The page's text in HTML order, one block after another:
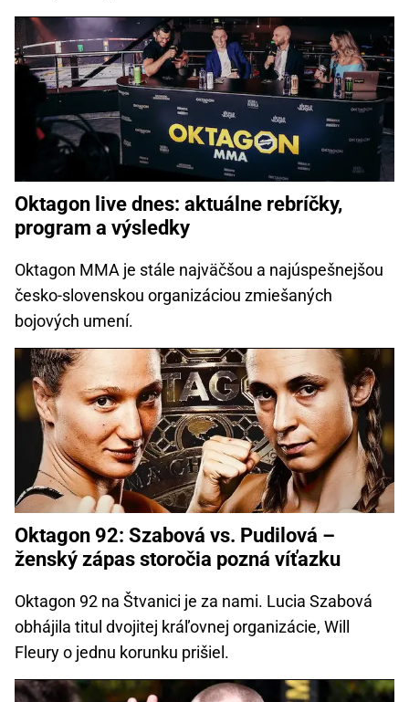
Oktagon live dnes: aktuálne rebríčky,
program a výsledky
Oktagon MMA je stále najväčšou a najúspešnejšou
česko-slovenskou organizáciou zmiešaných
bojových umení.
Oktagon 92: Szabová vs. Pudilová –
ženský zápas storočia pozná víťazku
Oktagon 92 na Štvanici je za nami. Lucia Szabová
obhájila titul dvojitej kráľovnej organizácie, Will
Fleury o jednu korunku prišiel.